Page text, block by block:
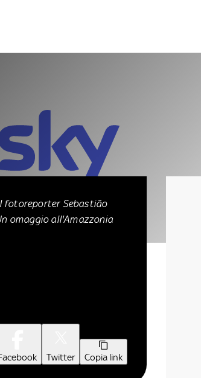
fotoreporter Sebastião
omaggio all'Amazzonia
Twitter Copia link